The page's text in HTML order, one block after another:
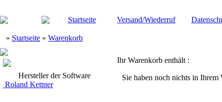
Startseite Versand/Wiederruf
» Startseite » Warenkorb
Hersteller der Software
Roland Kettner
Ihr Warenkorb enthält :
Sie haben noch nichts in Ihrem